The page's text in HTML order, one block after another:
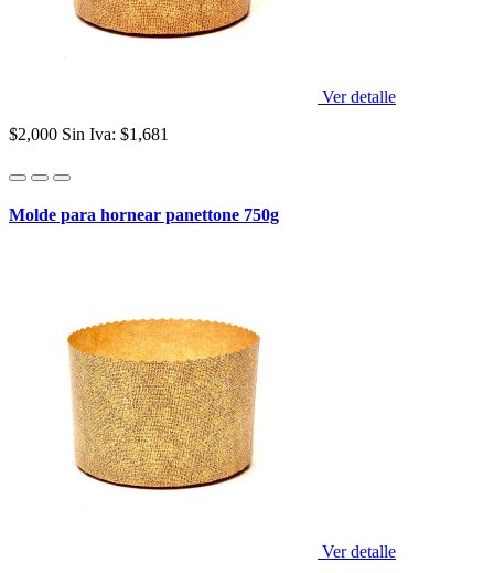
Ver detalle
$2,000 Sin Iva: $1,681
Molde para hornear panettone 750g
Ver detalle